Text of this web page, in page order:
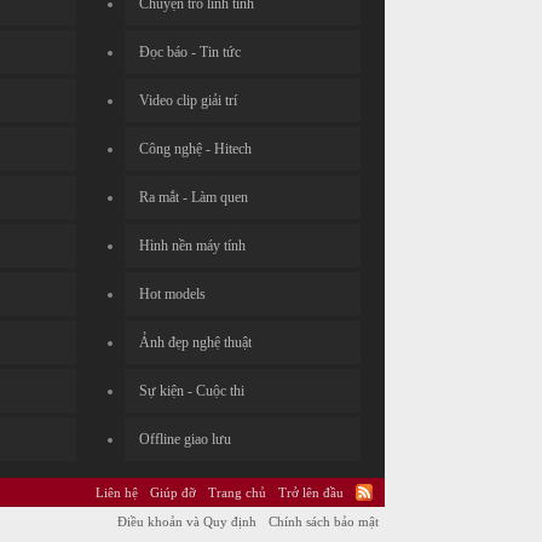
Chuyện trò linh tinh
Đọc báo - Tin tức
Video clip giải trí
Công nghệ - Hitech
Ra mắt - Làm quen
Hình nền máy tính
Hot models
Ảnh đẹp nghệ thuật
Sự kiện - Cuộc thi
Offline giao lưu
Liên hệ Giúp đỡ Trang chủ
Trở lên đầu
Điều khoản và Quy định
Chính sách bảo mật